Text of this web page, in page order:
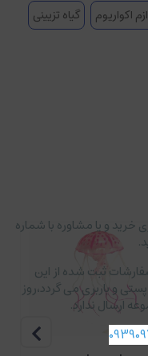
اکواریوم
گیاه تزیینی
خرید و یا مشاوره با شماره
ثبت شده از این
سرویس پستی و باربری می گردد،روز
ارسال ندارد.